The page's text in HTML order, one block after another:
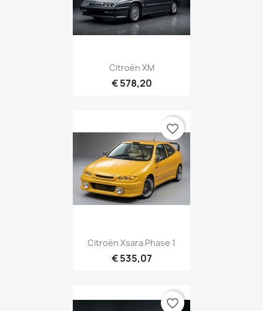
Citroën XM
€ 578,20
Citroën Xsara Phase 1
€ 535,07
favorite_border
favorite_border